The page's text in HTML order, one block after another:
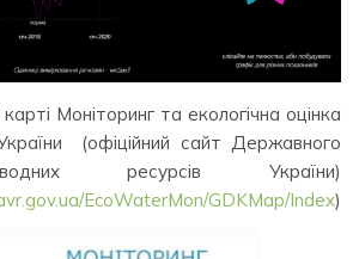
карті Моніторинг та екологічна оцінка
(офіційний сайт Державного
ресурсів України)
EcoWaterMon/GDKMap/Index)